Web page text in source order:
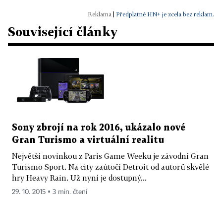
Předplatné HN+ je zcela bez reklam.
Související články
Sony zbrojí na rok 2016, ukázalo nové
Gran Turismo a virtuální realitu
Největší novinkou z Paris Game Weeku je závodní Gran
Turismo Sport. Na city zaútočí Detroit od autorů skvělé
hry Heavy Rain. Už nyní je dostupný...
29. 10. 2015 ▪ 3 min. čtení